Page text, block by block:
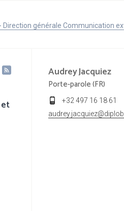
Direction générale Communication
AudreyJacquiez
Porte-parole (FR)
+32 497 16 18 61